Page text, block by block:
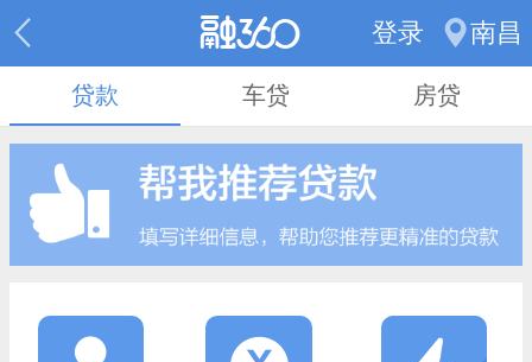
登录 南昌
贷款 车贷 房贷